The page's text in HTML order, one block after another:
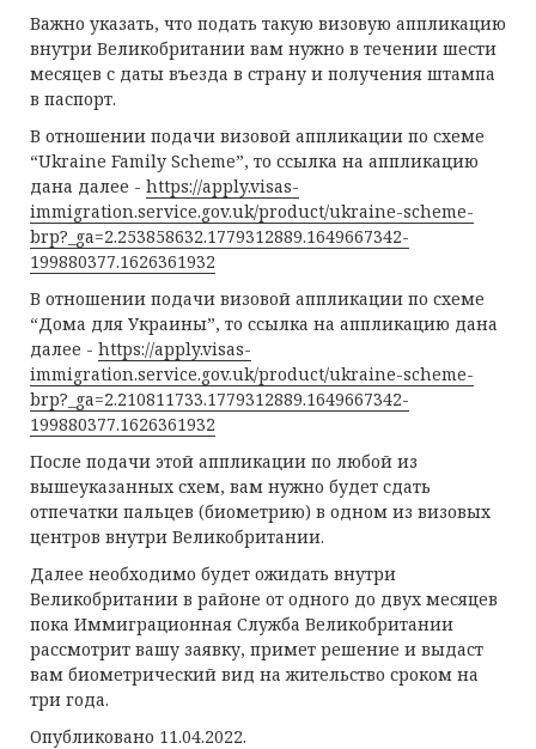
Важно указать, что подать такую визовую аппликацию
внутри Великобритании вам нужно в течении шести
месяцев с даты въезда в страну и получения штампа
в паспорт.
В отношении подачи визовой аппликации по схеме
“Ukraine Family Scheme”, то ссылка на аппликацию
дана далее - https://apply.visas-
immigration.service.gov.uk/product/ukraine-scheme-
brp?_ga=2.253858632.1779312889.1649667342-
199880377.1626361932
В отношении подачи визовой аппликации по схеме
“Дома для Украины”, то ссылка на аппликацию дана
далее - https://apply.visas-
immigration.service.gov.uk/product/ukraine-scheme-
brp?_ga=2.210811733.1779312889.1649667342-
199880377.1626361932
После подачи этой аппликации по любой из
вышеуказанных схем, вам нужно будет сдать
отпечатки пальцев (биометрию) в одном из визовых
центров внутри Великобритании.
Далее необходимо будет ожидать внутри
Великобритании в районе от одного до двух месяцев
пока Иммиграционная Служба Великобритании
рассмотрит вашу заявку, примет решение и выдаст
вам биометрический вид на жительство сроком на
три года.
Опубликовано 11.04.2022.